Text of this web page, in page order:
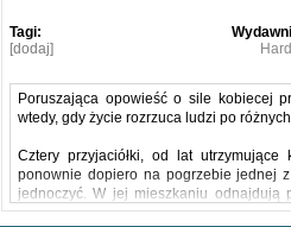
Tagi:
[dodaj]
Poruszająca opowieść o sile kobiecej
wtedy, gdy życie rozrzuca ludzi po
Cztery przyjaciółki, od lat utrzymujące
ponownie dopiero na pogrzebie jednej
jednoczyć. W jej mieszkaniu odnajdują
Świętego Jakuba, na którą nigdy nie